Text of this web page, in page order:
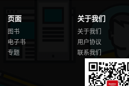
页面
图书
电子书
专题
关于我们
关于我们
用户协议
联系我们